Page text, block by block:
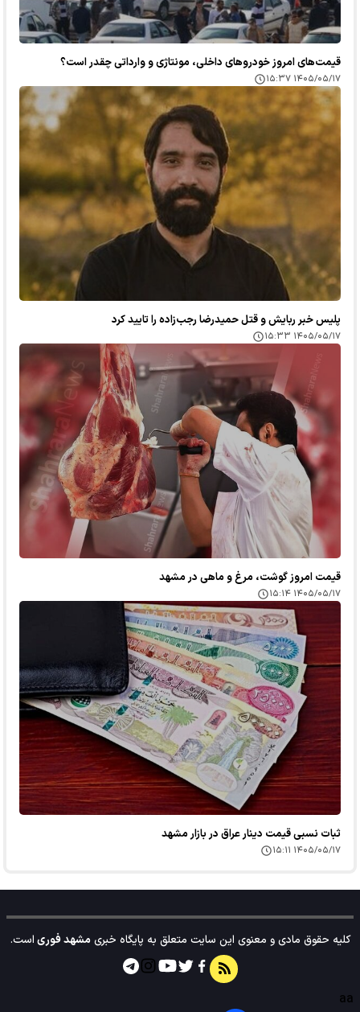
قیمت‌های امروز خودرو‌های داخلی، مونتاژی و وارداتی چقدر است؟
۱۴۰۵/۰۵/۱۷ ۱۵:۳۷
پلیس خبر ربایش و قتل حمیدرضا رجب‌زاده را تایید کرد
۱۴۰۵/۰۵/۱۷ ۱۵:۳۳
قیمت امروز گوشت، مرغ و ماهی در مشهد
۱۴۰۵/۰۵/۱۷ ۱۵:۱۴
ثبات نسبی قیمت دینار عراق در بازار مشهد
۱۴۰۵/۰۵/۱۷ ۱۵:۱۱
کلیه حقوق مادی و معنوی این سایت متعلق به پایگاه خبریمشهد فوریاست.
aa